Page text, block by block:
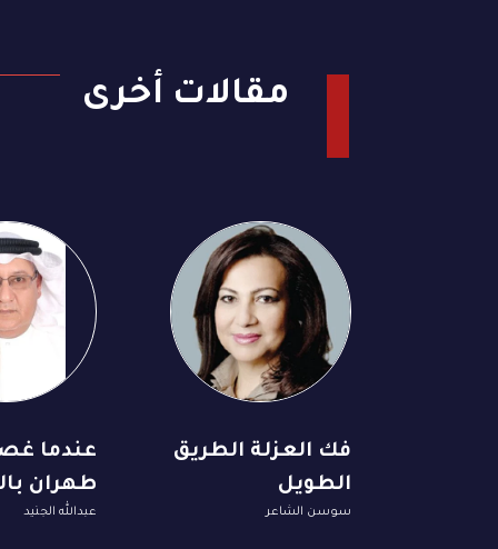
مقالات أخرى
فك العزلة الطريق
الطويل
سوسن الشاعر
عندما
طهران
عبدالله الجنيد